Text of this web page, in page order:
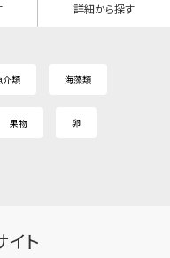
詳細から探す
介類 海藻類
果物 卵
イト